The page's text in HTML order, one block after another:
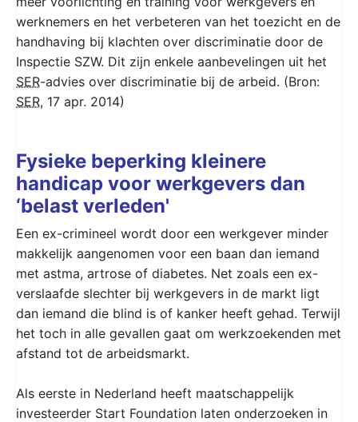
werknemers en het verbeteren van het toezicht en de
handhaving bij klachten over discriminatie door de
Inspectie SZW. Dit zijn enkele aanbevelingen uit het
SER-advies over discriminatie bij de arbeid. (Bron:
SER, 17 apr. 2014)
Fysieke beperking kleinere
handicap voor werkgevers dan
‘belast verleden'
Een ex-crimineel wordt door een werkgever minder
makkelijk aangenomen voor een baan dan iemand
met astma, artrose of diabetes. Net zoals een ex-
verslaafde slechter bij werkgevers in de markt ligt
dan iemand die blind is of kanker heeft gehad. Terwijl
het toch in alle gevallen gaat om werkzoekenden met
afstand tot de arbeidsmarkt.
Als eerste in Nederland heeft maatschappelijk
investeerder Start Foundation laten onderzoeken in